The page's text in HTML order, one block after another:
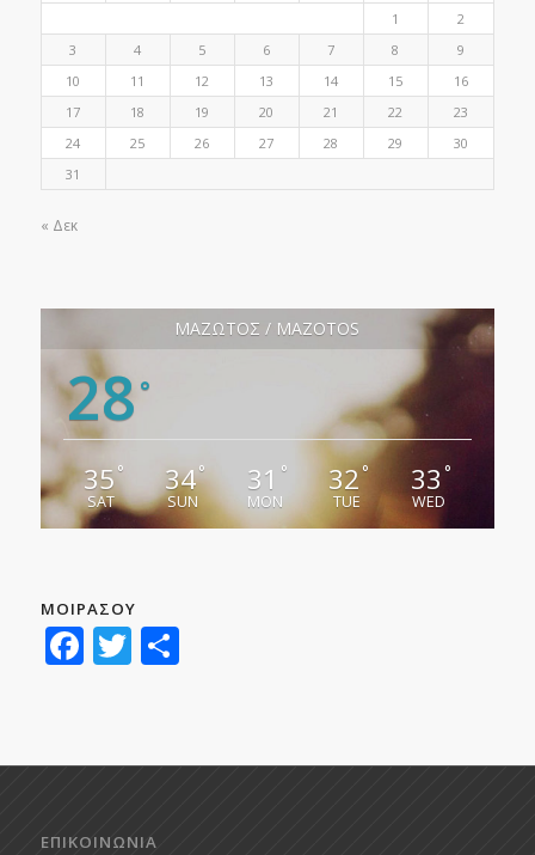
1
2
3
4 5 6 7 8
9
10
11 12 13 14 15
16
17
18 19 20 21 22
23
24
25 26 27 28 29
30
31
« Δεκ
ΜΑΖΩΤΟΣ / MAZOTOS
28 °
35°
SAT
34°
SUN
31 °
MON
32°
TUE
33 °
WED
ΜΟΙΡΑΣΟΥ
Facebook
Twitter
Μοιραστείτε
ΕΠΙΚΟΙΝΩΝΙΑ